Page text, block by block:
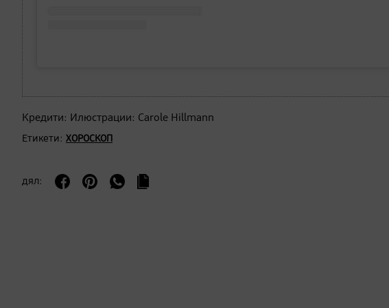
Кредити: Илюстрации: Carole Hillmann
Етикети: ХОРОСКОП
дял: